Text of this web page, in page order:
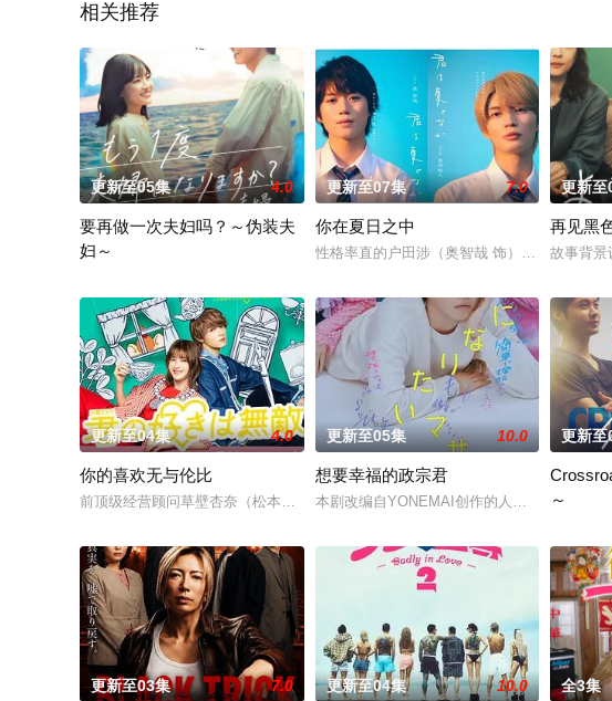
相关推荐
更新至05集 4.0
要再做一次夫妇吗？～伪装夫
妇～
更新至07集 7.0
你在夏日之中
性格率直的户田涉（奥智哉 饰）与校园风云
更新至
再见黑
故事背景
更新至04集 4.0
你的喜欢无与伦比
前顶级经营顾问草壁杏奈（松本若菜 饰）辞去高薪工作后，以零工维生。某次兼职
更新至05集 10.0
想要幸福的政宗君
本剧改编自YONEMAI创作的人气漫画，系列
更新至
～
更新至03集 7.0 更新至04集 10.0 全3集